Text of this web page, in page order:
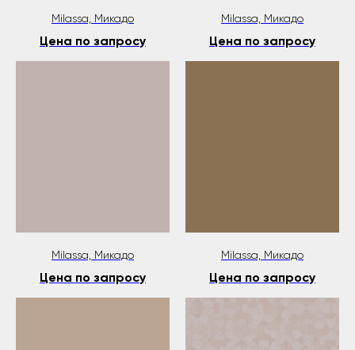
Milassa, Микадо
Цена по запросу
Milassa, Микадо
Цена по запросу
Milassa, Микадо
Цена по запросу
Milassa, Микадо
Цена по запросу